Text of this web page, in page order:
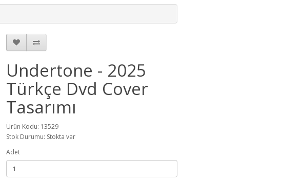
Undertone - 2025
Türkçe Dvd Cover
Tasarımı
Ürün Kodu: 13529
Stok Durumu: Stokta var
Adet